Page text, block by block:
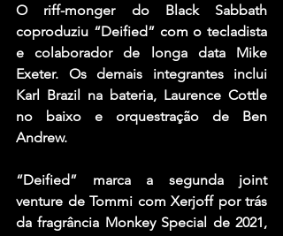
O riff-monger do Black Sabbath
coproduziu “Deified” com o tecladista
e colaborador de longa data Mike
Exeter. Os demais integrantes inclui
Karl Brazil na bateria, Laurence Cottle
no baixo e orquestração de Ben
Andrew.
“Deified” marca a segunda joint
venture de Tommi com Xerjoff por trás
da fragrância Monkey Special de 2021,